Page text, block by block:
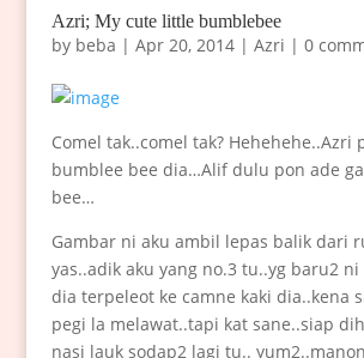
Azri; My cute little bumblebee
by beba | Apr 20, 2014| Azri | 0
Comel tak..comel tak? Hehehehe..Azri
bumblee bee dia…Alif dulu pon ade
bee…
Gambar ni aku ambil lepas balik dari
yas..adik aku yang no.3 tu..yg baru2 ni
dia terpeleot ke camne kaki dia..kena
pegi la melawat..tapi kat sane..siap
nasi lauk sodap2 lagi tu..